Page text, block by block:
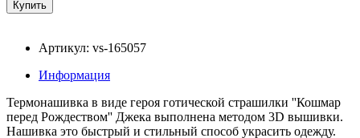
Артикул: vs-165057
Информация
Термонашивка в виде героя готической страшилки ''Кошмар
перед Рождеством'' Джека выполнена методом 3D вышивки.
Нашивка это быстрый и стильный способ украсить одежду.